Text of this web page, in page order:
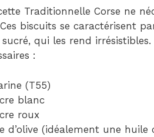
Traditionnelle Corse ne
biscuits se caractérisent
qui les rend
:
(T55)
blanc
roux
d’olive (idéalement une huile